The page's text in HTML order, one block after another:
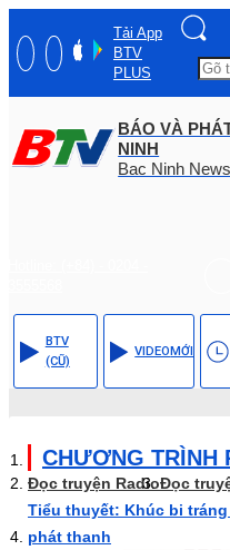
Tải App
BTV
PLUS
BÁO VÀ
NINH
Bac Ninh
BTV
(CŨ)
VIDEOMỚI
CHƯƠNG TRÌNH
Đọc truyện RadioĐọc
Tiểu thuyết: Khúc bi
phát thanh